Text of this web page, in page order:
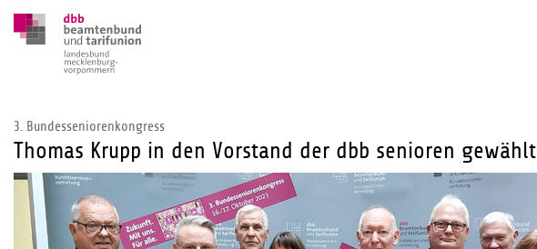
3. Bundesseniorenkongress
Thomas Krupp in den Vorstand der dbb senioren gewählt